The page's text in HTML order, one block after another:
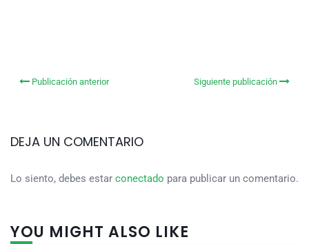
Publicación anterior Siguiente publicación
DEJA UN COMENTARIO
Lo siento, debes estar conectado para publicar un comentario.
YOU MIGHT ALSO LIKE